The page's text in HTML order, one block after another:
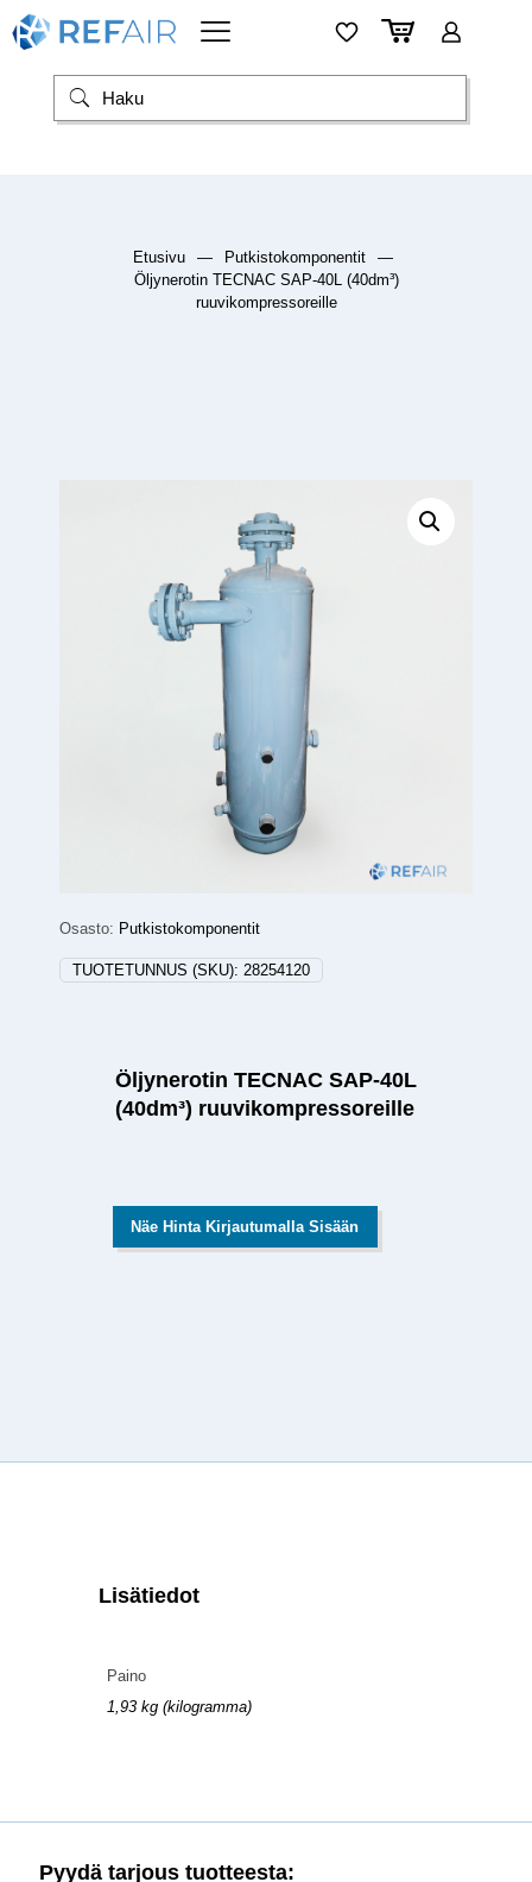
Etusivu — Putkistokomponentit
—
Öljynerotin TECNAC SAP-40L (40dm³)
ruuvikompressoreille
Osasto: Putkistokomponentit
TUOTETUNNUS (SKU): 28254120
Öljynerotin TECNAC SAP-40L
(40dm³) ruuvikompressoreille
Näe Hinta Kirjautumalla Sisään
Lisätiedot
Paino
1,93 kg (kilogramma)
Pyydä tarjous tuotteesta: